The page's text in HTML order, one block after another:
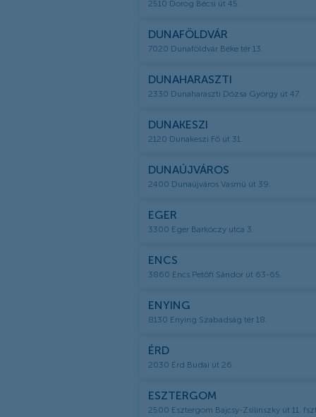
2510 Dorog Bécsi út 45.
DUNAFÖLDVÁR
7020 Dunaföldvár Béke tér 13.
DUNAHARASZTI
2330 Dunaharaszti Dózsa György út 47.
DUNAKESZI
2120 Dunakeszi Fő út 31.
DUNAÚJVÁROS
2400 Dunaújváros Vasmű út 39.
EGER
3300 Eger Barkóczy utca 3.
ENCS
3860 Encs Petőfi Sándor út 63-65.
ENYING
8130 Enying Szabadság tér 18.
ÉRD
2030 Érd Budai út 26.
ESZTERGOM
2500 Esztergom Bajcsy-Zsilinszky út 11.